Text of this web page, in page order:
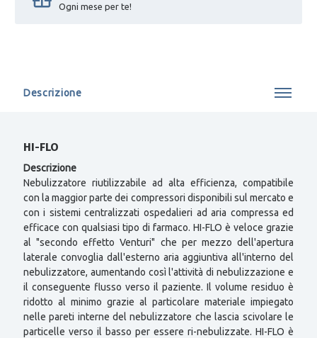
Ogni mese per te!
Descrizione
HI-FLO
Descrizione
Nebulizzatore riutilizzabile ad alta efficienza, compatibile
con la maggior parte dei compressori disponibili sul mercato e
con i sistemi centralizzati ospedalieri ad aria compressa ed
efficace con qualsiasi tipo di farmaco. HI-FLO è veloce grazie
al "secondo effetto Venturi" che per mezzo dell'apertura
laterale convoglia dall'esterno aria aggiuntiva all'interno del
nebulizzatore, aumentando così l'attività di nebulizzazione e
il conseguente flusso verso il paziente. Il volume residuo è
ridotto al minimo grazie al particolare materiale impiegato
nelle pareti interne del nebulizzatore che lascia scivolare le
particelle verso il basso per essere ri-nebulizzate. HI-FLO è